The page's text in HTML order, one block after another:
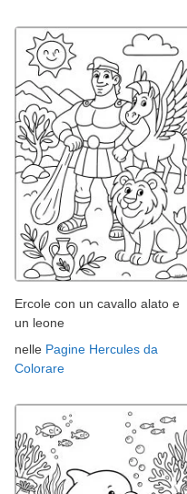
Ercole con un cavallo alato e
un leone
nelle Pagine Hercules da
Colorare